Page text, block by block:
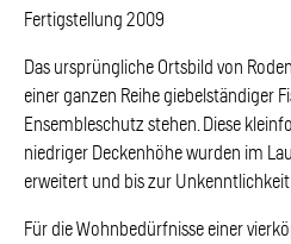
Fertigstellung 2009
Das ursprüngliche Ortsbild von
einer ganzen Reihe giebelständiger
Ensembleschutz stehen. Diese
niedriger Deckenhöhe wurden im
erweitert und bis zur
Für die Wohnbedürfnisse einer